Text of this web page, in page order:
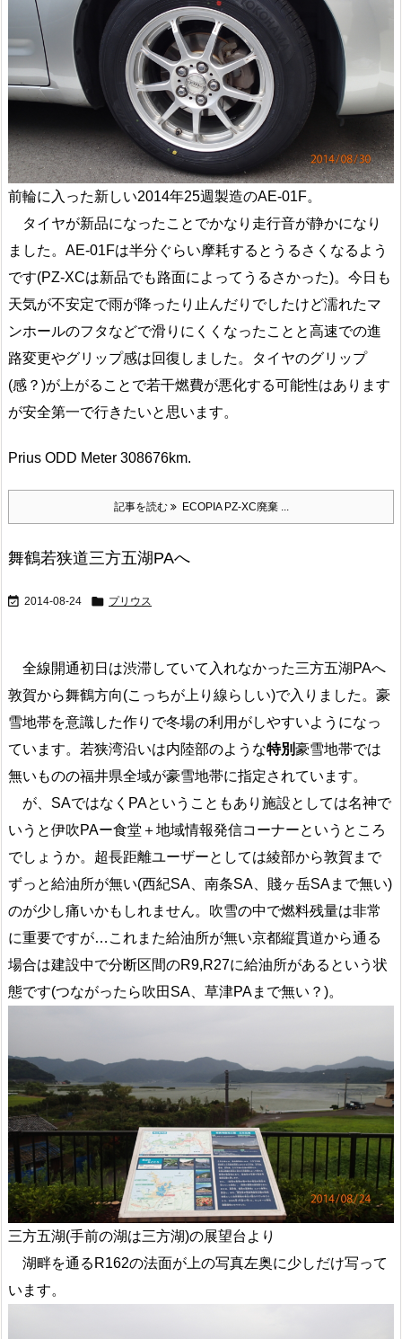
前輪に入った新しい2014年25週製造のAE-01F。
タイヤが新品になったことでかなり走行音が静かになり
ました。AE-01Fは半分ぐらい摩耗するとうるさくなるよう
です(PZ-XCは新品でも路面によってうるさかった)。今日も
天気が不安定で雨が降ったり止んだりでしたけど濡れたマ
ンホールのフタなどで滑りにくくなったことと高速での進
路変更やグリップ感は回復しました。タイヤのグリップ
(感？)が上がることで若干燃費が悪化する可能性はあります
が安全第一で行きたいと思います。
Prius ODD Meter 308676km.
記事を読む ECOPIA PZ-XC廃棄 ...
舞鶴若狭道三方五湖PAへ
 2014-08-24  プリウス
全線開通初日は渋滞していて入れなかった三方五湖PAへ
敦賀から舞鶴方向(こっちが上り線らしい)で入りました。豪
雪地帯を意識した作りで冬場の利用がしやすいようになっ
ています。若狭湾沿いは内陸部のような特別豪雪地帯では
無いものの福井県全域が豪雪地帯に指定されています。
が、SAではなくPAということもあり施設としては名神で
いうと伊吹PAー食堂＋地域情報発信コーナーというところ
でしょうか。超長距離ユーザーとしては綾部から敦賀まで
ずっと給油所が無い(西紀SA、南条SA、賤ヶ岳SAまで無い)
のが少し痛いかもしれません。吹雪の中で燃料残量は非常
に重要ですが…これまた給油所が無い京都縦貫道から通る
場合は建設中で分断区間のR9,R27に給油所があるという状
態です(つながったら吹田SA、草津PAまで無い？)。
三方五湖(手前の湖は三方湖)の展望台より
湖畔を通るR162の法面が上の写真左奥に少しだけ写って
います。